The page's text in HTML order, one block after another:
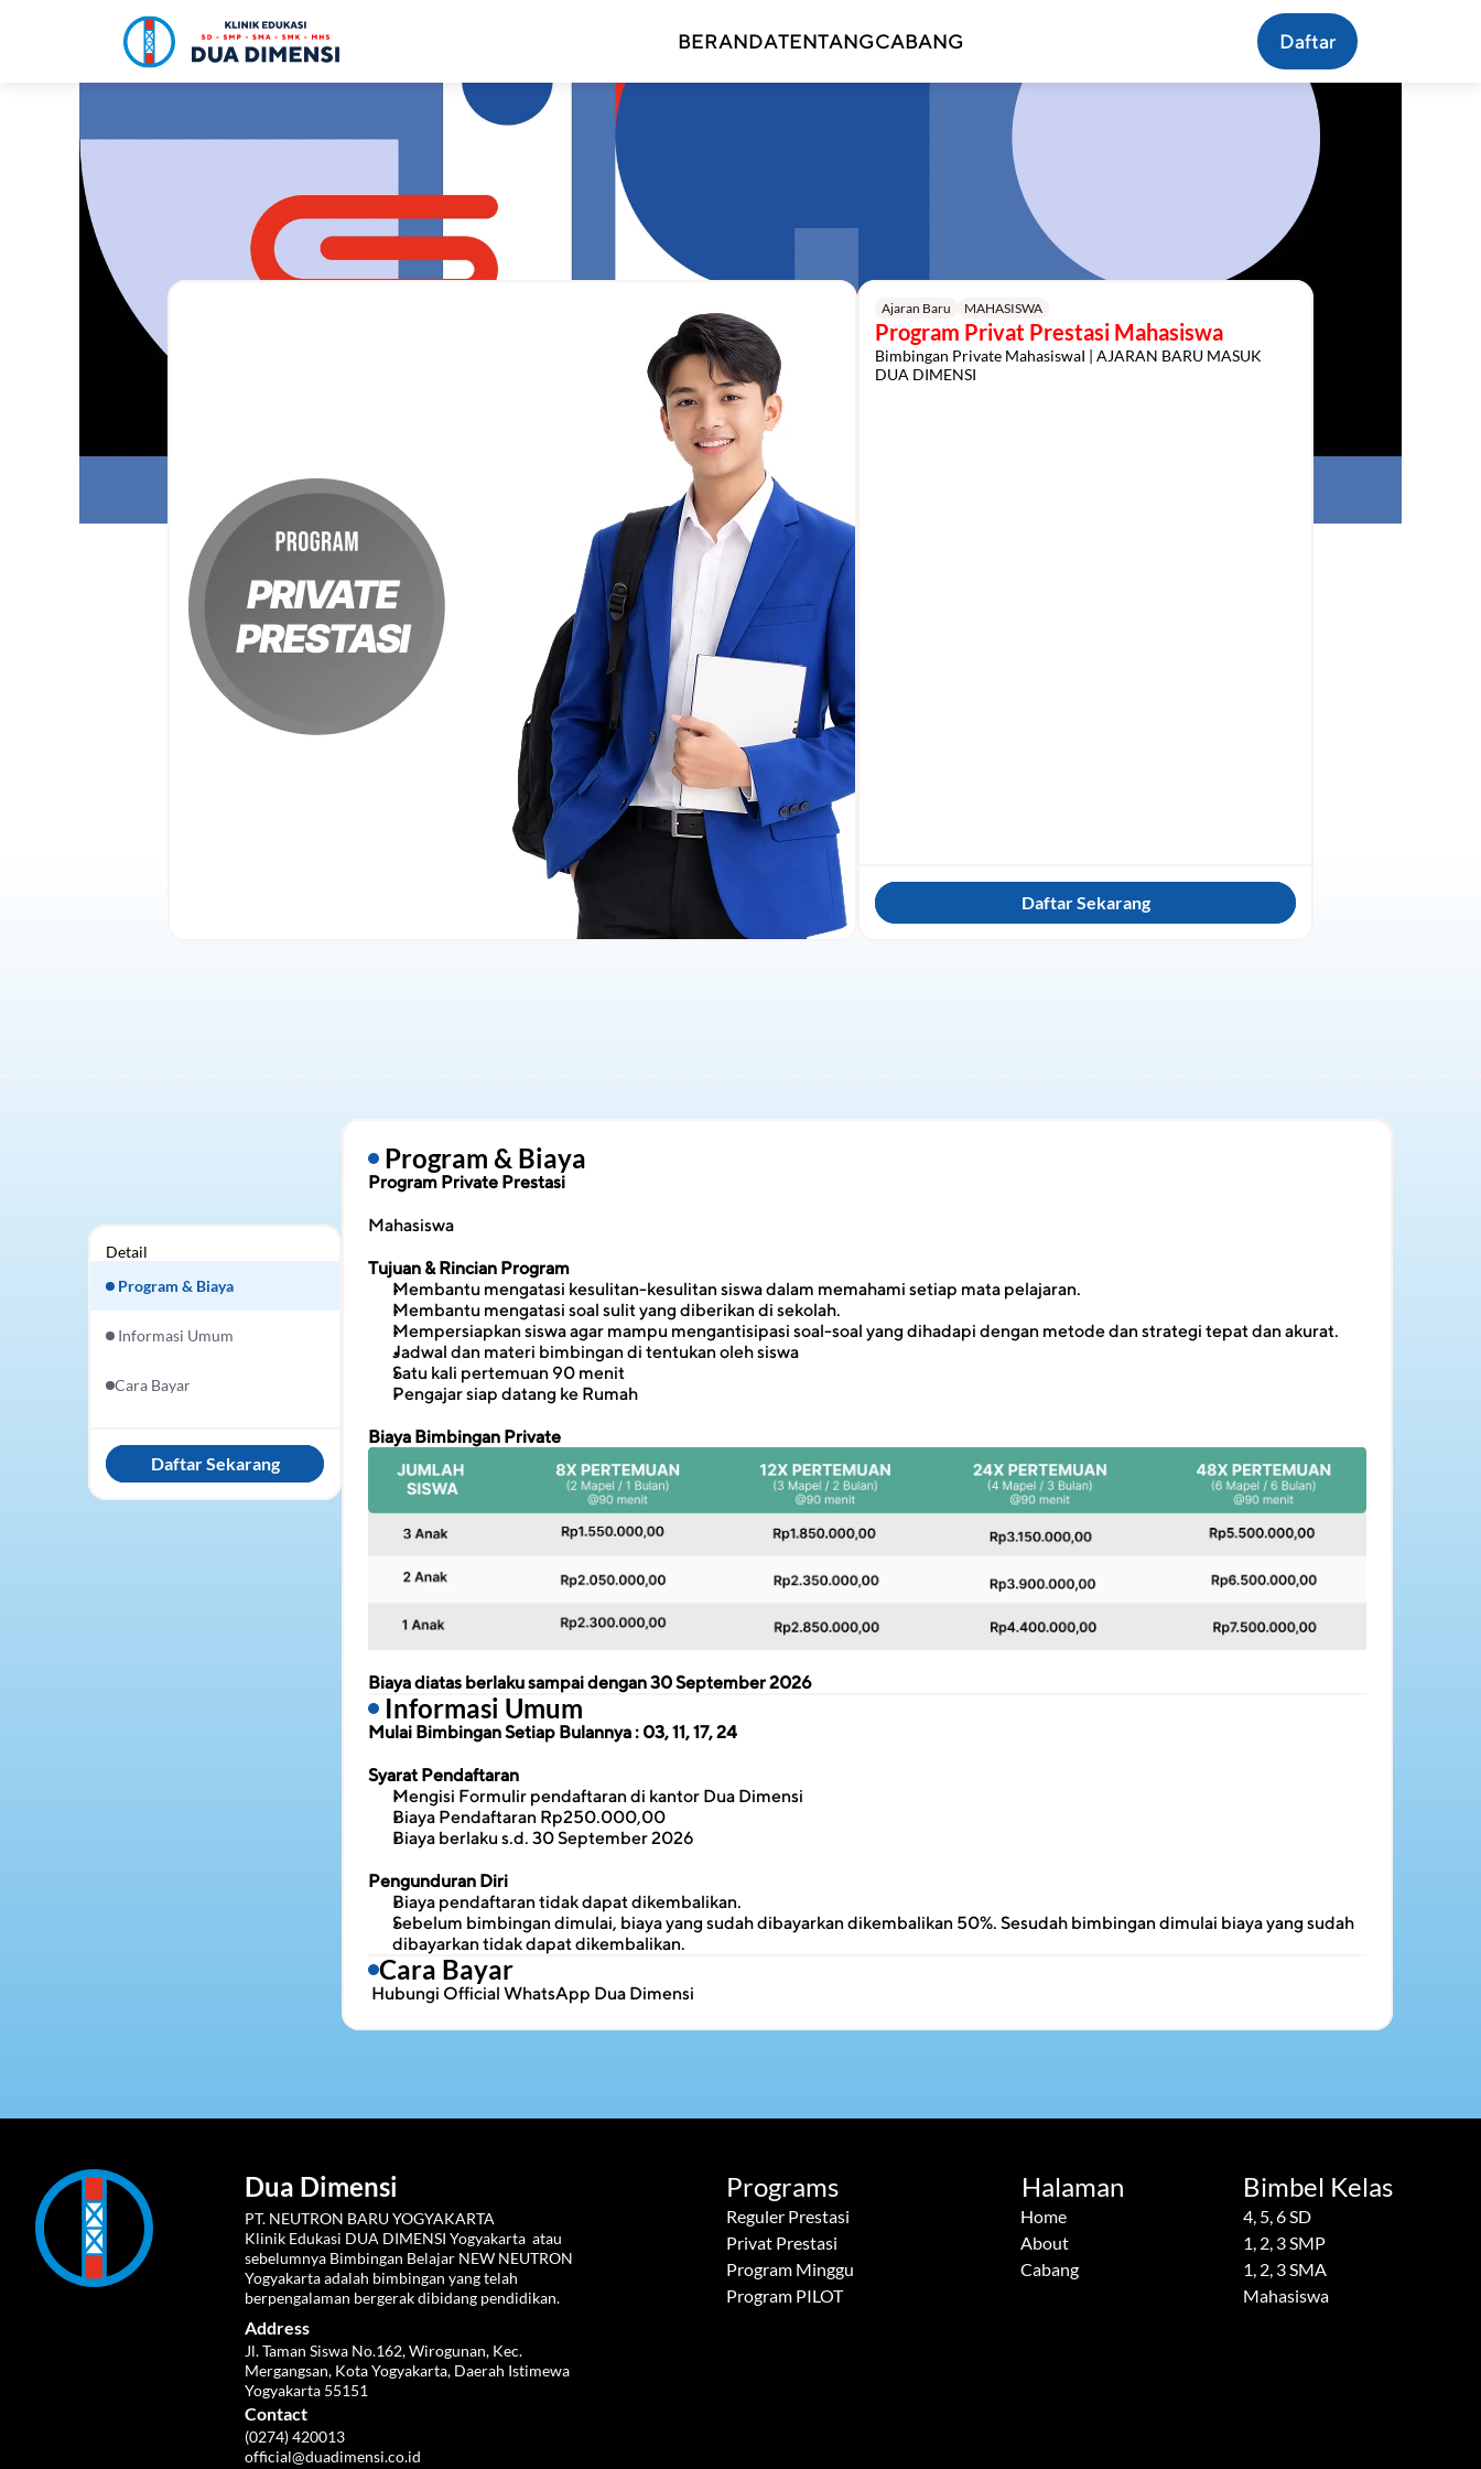
BERANDATENTANGCABANG Daftar
Ajaran Baru MAHASISWA
Program Privat Prestasi Mahasiswa
Bimbingan Private MahasiswaI | AJARAN BARU MASUK
DUA DIMENSI
Daftar Sekarang
Detail
Program & Biaya
Informasi Umum
Cara Bayar
Daftar Sekarang
Program & Biaya
Program Private Prestasi
Mahasiswa
Tujuan & Rincian Program
Membantu mengatasi kesulitan-kesulitan siswa dalam memahami setiap mata pelajaran.
Membantu mengatasi soal sulit yang diberikan di sekolah.
Mempersiapkan siswa agar mampu mengantisipasi soal-soal yang dihadapi dengan metode dan strategi tepat dan akurat.
Jadwal dan materi bimbingan di tentukan oleh siswa
Satu kali pertemuan 90 menit
Pengajar siap datang ke Rumah
Biaya Bimbingan Private
Biaya diatas berlaku sampai dengan 30 September 2026
Informasi Umum
Mulai Bimbingan Setiap Bulannya : 03, 11, 17, 24
Syarat Pendaftaran
Mengisi Formulir pendaftaran di kantor Dua Dimensi
Biaya Pendaftaran Rp250.000,00
Biaya berlaku s.d. 30 September 2026
Pengunduran Diri
Biaya pendaftaran tidak dapat dikembalikan.
Sebelum bimbingan dimulai, biaya yang sudah dibayarkan dikembalikan 50%. Sesudah bimbingan dimulai biaya yang sudah
dibayarkan tidak dapat dikembalikan.
Cara Bayar
Hubungi Official WhatsApp Dua Dimensi
Dua Dimensi
PT. NEUTRON BARU YOGYAKARTA
Klinik Edukasi DUA DIMENSI Yogyakarta  atau
sebelumnya Bimbingan Belajar NEW NEUTRON
Yogyakarta adalah bimbingan yang telah
berpengalaman bergerak dibidang pendidikan.
Address
Jl. Taman Siswa No.162, Wirogunan, Kec.
Mergangsan, Kota Yogyakarta, Daerah Istimewa
Yogyakarta 55151
Contact
(0274) 420013
official@duadimensi.co.id
Programs
Reguler Prestasi
Privat Prestasi
Program Minggu
Program PILOT
Halaman
Home
About
Cabang
Bimbel Kelas
4, 5, 6 SD
1, 2, 3 SMP
1, 2, 3 SMA
Mahasiswa